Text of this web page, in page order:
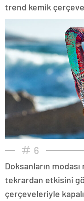
trend kemik
6
Doksanların
tekrardan etkisini
çerçeveleriyle